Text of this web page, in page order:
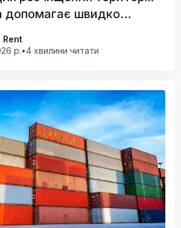
допомагає швидко
майданчик
Rent
р.•4 хвилини читати